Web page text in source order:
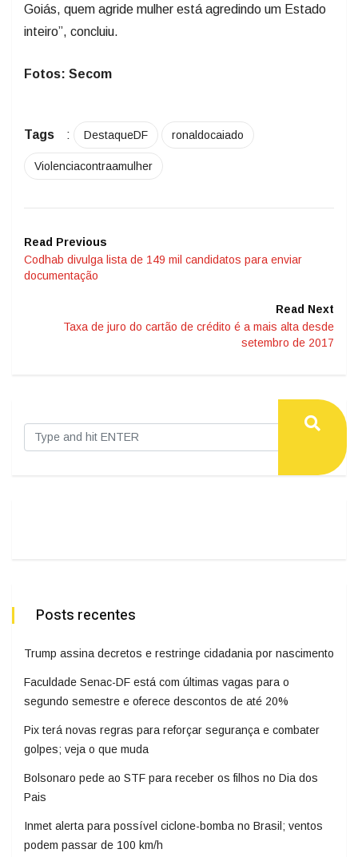
Goiás, quem agride mulher está agredindo um Estado
inteiro”, concluiu.
Fotos: Secom
Tags : DestaqueDF ronaldocaiado
Violenciacontraamulher
Read Previous
Codhab divulga lista de 149 mil candidatos para enviar
documentação
Read Next
Taxa de juro do cartão de crédito é a mais alta desde
setembro de 2017
Posts recentes
Trump assina decretos e restringe cidadania por nascimento
Faculdade Senac-DF está com últimas vagas para o
segundo semestre e oferece descontos de até 20%
Pix terá novas regras para reforçar segurança e combater
golpes; veja o que muda
Bolsonaro pede ao STF para receber os filhos no Dia dos
Pais
Inmet alerta para possível ciclone-bomba no Brasil; ventos
podem passar de 100 km/h